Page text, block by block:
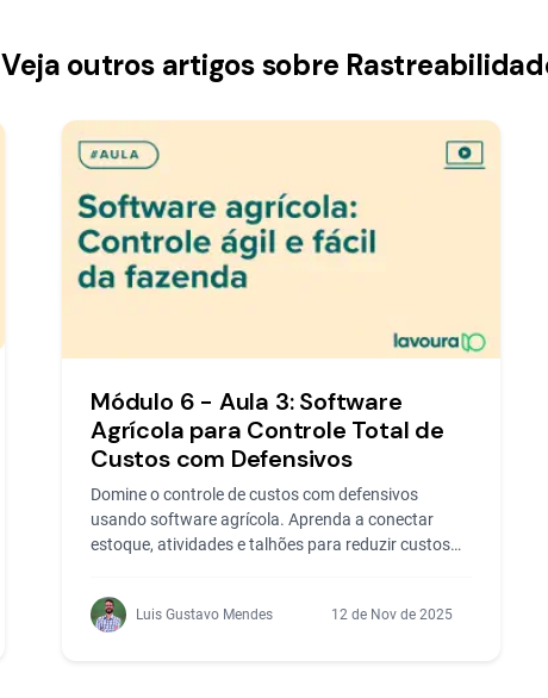
Veja outros artigos sobre
Módulo 6 - Aula 3: Software
Agrícola para Controle Total de
Custos com Defensivos
Domine o controle de custos com defensivos
usando software agrícola. Aprenda a conectar
estoque, atividades e talhões para reduzir custos
Luis Gustavo Mendes 12 de Nov de 2025